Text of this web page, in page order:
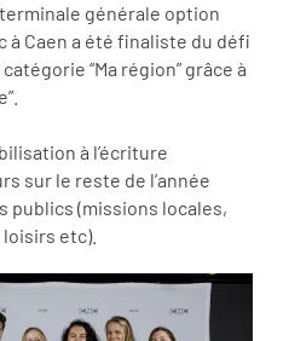
générale option
à Caen a été finaliste du défi
“Ma région” grâce à
à l’écriture
sur le reste de l’année
publics (missions locales,
etc).